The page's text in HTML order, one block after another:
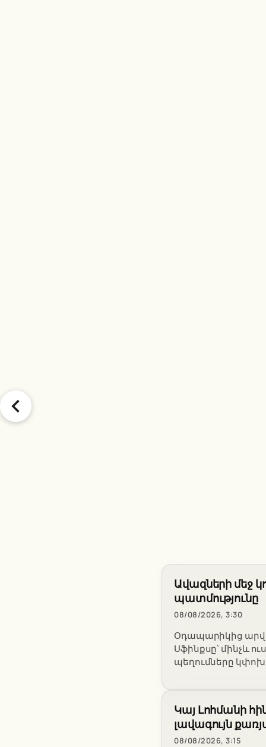
Ավազների մեջ
պատմությունը
08/08/2026, 3:30
Օդապարիկից
Սֆինքսը՝ մինչև
պեղումները
Կայ Լոհմանի
լավագույն
08/08/2026, 3:15